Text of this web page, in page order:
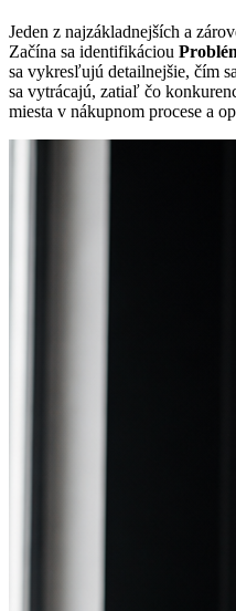
Jeden z najzákladnejších a
Začína sa identifikáciou
sa vykresľujú detailnejšie, čím
sa vytrácajú, zatiaľ čo
miesta v nákupnom procese a